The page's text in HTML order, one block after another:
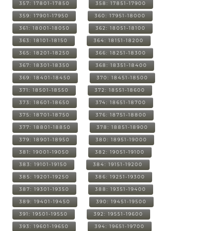
357: 17801-17850 358: 17851-17900
359: 17901-17950 360: 17951-18000
361: 18001-18050 362: 18051-18100
363: 18101-18150 364: 18151-18200
365: 18201-18250 366: 18251-18300
367: 18301-18350 368: 18351-18400
369: 18401-18450 370: 18451-18500
371: 18501-18550 372: 18551-18600
373: 18601-18650 374: 18651-18700
375: 18701-18750 376: 18751-18800
377: 18801-18850 378: 18851-18900
379: 18901-18950 380: 18951-19000
381: 19001-19050 382: 19051-19100
383: 19101-19150 384: 19151-19200
385: 19201-19250 386: 19251-19300
387: 19301-19350 388: 19351-19400
389: 19401-19450 390: 19451-19500
391: 19501-19550 392: 19551-19600
393: 19601-19650 394: 19651-19700